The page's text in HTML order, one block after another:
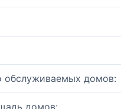
обслуживаемых домов:
домов: